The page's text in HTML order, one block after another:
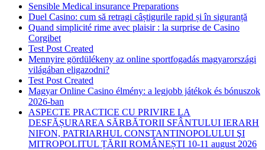
Sensible Medical insurance Preparations
Duel Casino: cum să retragi câștigurile rapid și în siguranță
Quand simplicité rime avec plaisir : la surprise de Casino
Corgibet
Test Post Created
Mennyire gördülékeny az online sportfogadás magyarországi
világában eligazodni?
Test Post Created
Magyar Online Casino élmény: a legjobb játékok és bónuszok
2026-ban
ASPECTE PRACTICE CU PRIVIRE LA
DESFĂȘURAREA SĂRBĂTORII SFÂNTULUI IERARH
NIFON, PATRIARHUL CONSTANTINOPOLULUI ŞI
MITROPOLITUL ȚĂRII ROMÂNEȘTI 10-11 august 2026